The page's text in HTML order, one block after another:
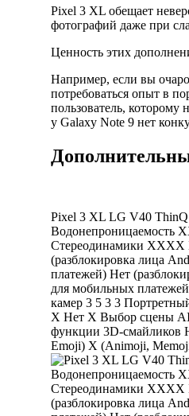
Pixel 3 XL обещает
фотографий даже при
Ценность этих
Например, если вы
потребоваться опыт в
пользователь, которому
у Galaxy Note 9 нет
Pixel 3 XL LG V40 ThinQ
Водонепроницаемость
Стереодинамики XXXX
(разблокировка лица
платежей) Нет
для мобильных
камер 3 5 3 3
X Нет X Выбор сцены
функции 3D-смайликов
Emoji) X (Animoji,